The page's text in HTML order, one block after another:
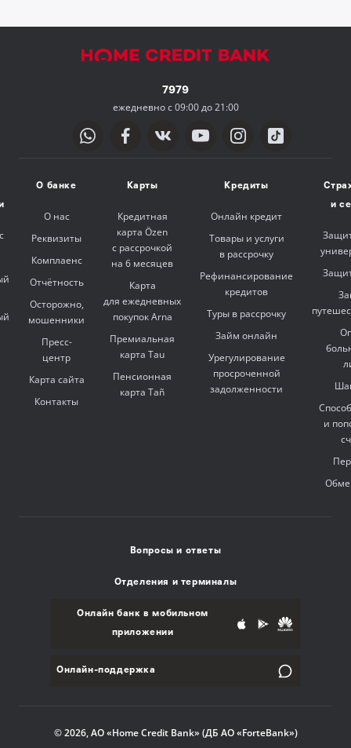
7979
ежедневно с 09:00 до 21:00
О банке
О нас
Реквизиты
Комплаенс
Отчётность
Осторожно,
мошенники
Пресс-
центр
Карта сайта
Контакты
Карты
Кредитная
карта Özen
с рассрочкой
на 6 месяцев
Карта
для ежедневных
покупок Arna
Премиальная
карта Tau
Пенсионная
карта Tañ
Кредиты
Онлайн кредит
Товары и услуги
в рассрочку
Рефинансирование
кредитов
Туры в рассрочку
Займ онлайн
Урегулирование
просроченной
задолженности
и
и
Вопросы и ответы
Отделения и терминалы
Онлайн банк в мобильном
приложении
Онлайн-поддержка
© 2026, АО «Home Credit Bank» (ДБ АО «ForteBank»)